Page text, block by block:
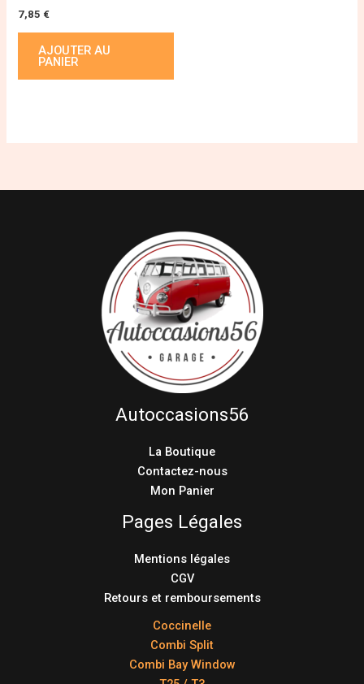
7,85 €
AJOUTER AU
PANIER
Autoccasions56
La Boutique
Contactez-nous
Mon Panier
Pages Légales
Mentions légales
CGV
Retours et remboursements
Coccinelle
Combi Split
Combi Bay Window